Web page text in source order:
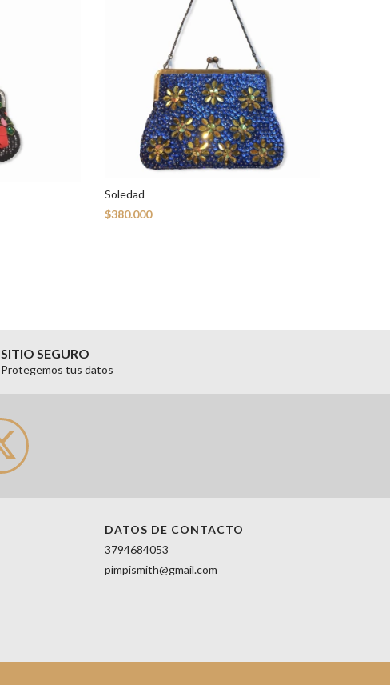
Soledad
$380.000
SITIO SEGURO
Protegemos tus datos
DATOS DE CONTACTO
3794684053
pimpismith@gmail.com